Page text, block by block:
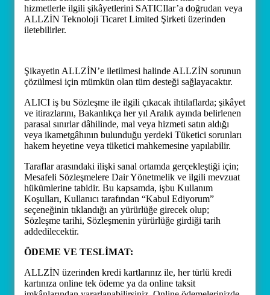
hizmetlerle ilgili şikâyetlerini SATICIlar’a doğrudan veya
ALLZİN Teknoloji Ticaret Limited Şirketi üzerinden
iletebilirler.
Şikayetin ALLZİN’e iletilmesi halinde ALLZİN sorunun
çözülmesi için mümkün olan tüm desteği sağlayacaktır.
ALICI iş bu Sözleşme ile ilgili çıkacak ihtilaflarda; şikâyet
ve itirazlarını, Bakanlıkça her yıl Aralık ayında belirlenen
parasal sınırlar dâhilinde, mal veya hizmeti satın aldığı
veya ikametgâhının bulunduğu yerdeki Tüketici sorunları
hakem heyetine veya tüketici mahkemesine yapılabilir.
Taraflar arasındaki ilişki sanal ortamda gerçekleştiği için;
Mesafeli Sözleşmelere Dair Yönetmelik ve ilgili mevzuat
hükümlerine tabidir. Bu kapsamda, işbu Kullanım
Koşulları, Kullanıcı tarafından “Kabul Ediyorum”
seçeneğinin tıklandığı an yürürlüğe girecek olup;
Sözleşme tarihi, Sözleşmenin yürürlüğe girdiği tarih
addedilecektir.
ÖDEME VE TESLİMAT:
ALLZİN üzerinden kredi kartlarınız ile, her türlü kredi
kartınıza online tek ödeme ya da online taksit